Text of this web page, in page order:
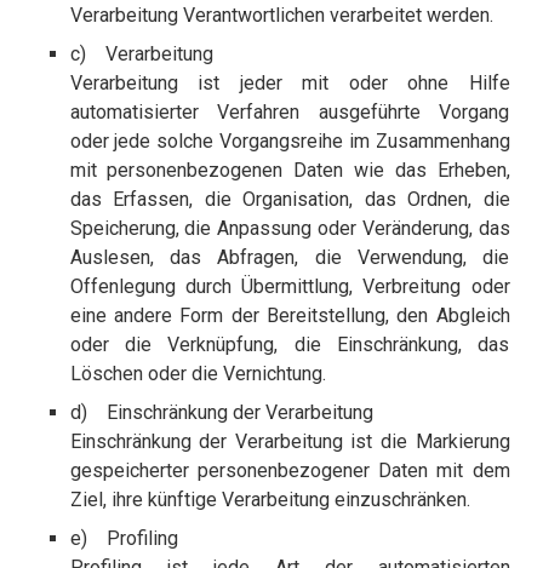
Verarbeitung Verantwortlichen verarbeitet werden.
c) Verarbeitung
Verarbeitung ist jeder mit oder ohne Hilfe
automatisierter Verfahren ausgeführte Vorgang
oder jede solche Vorgangsreihe im Zusammenhang
mit personenbezogenen Daten wie das Erheben,
das Erfassen, die Organisation, das Ordnen, die
Speicherung, die Anpassung oder Veränderung, das
Auslesen, das Abfragen, die Verwendung, die
Offenlegung durch Übermittlung, Verbreitung oder
eine andere Form der Bereitstellung, den Abgleich
oder die Verknüpfung, die Einschränkung, das
Löschen oder die Vernichtung.
d) Einschränkung der Verarbeitung
Einschränkung der Verarbeitung ist die Markierung
gespeicherter personenbezogener Daten mit dem
Ziel, ihre künftige Verarbeitung einzuschränken.
e) Profiling